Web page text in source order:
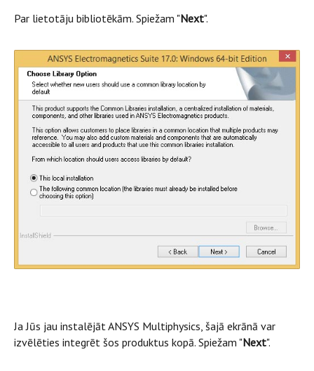
Par lietotāju bibliotēkām. Spiežam "Next".
Ja Jūs jau instalējāt ANSYS Multiphysics, šajā ekrānā var
izvēlēties integrēt šos produktus kopā. Spiežam "Next".